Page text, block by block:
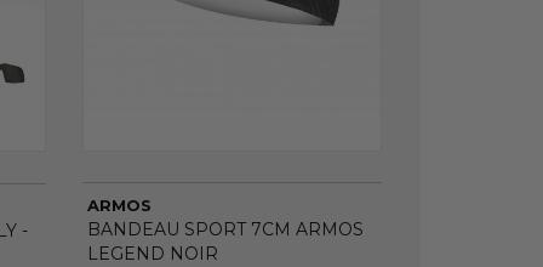
-
ARMOS
BANDEAU SPORT 7CM ARMOS
LEGEND NOIR